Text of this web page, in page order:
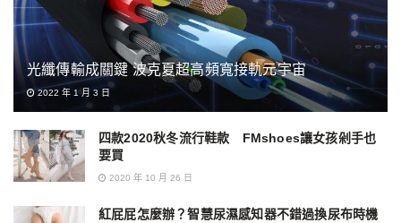
光纖傳輸成關鍵 波克夏超高頻寬接軌元宇宙
2022 年 1 月 3 日
四款2020秋冬流行鞋款 FMshoes讓女孩剁手也
要買
2020 年 10 月 26 日
紅屁屁怎麼辦？智慧尿濕感知器不錯過換尿布時機